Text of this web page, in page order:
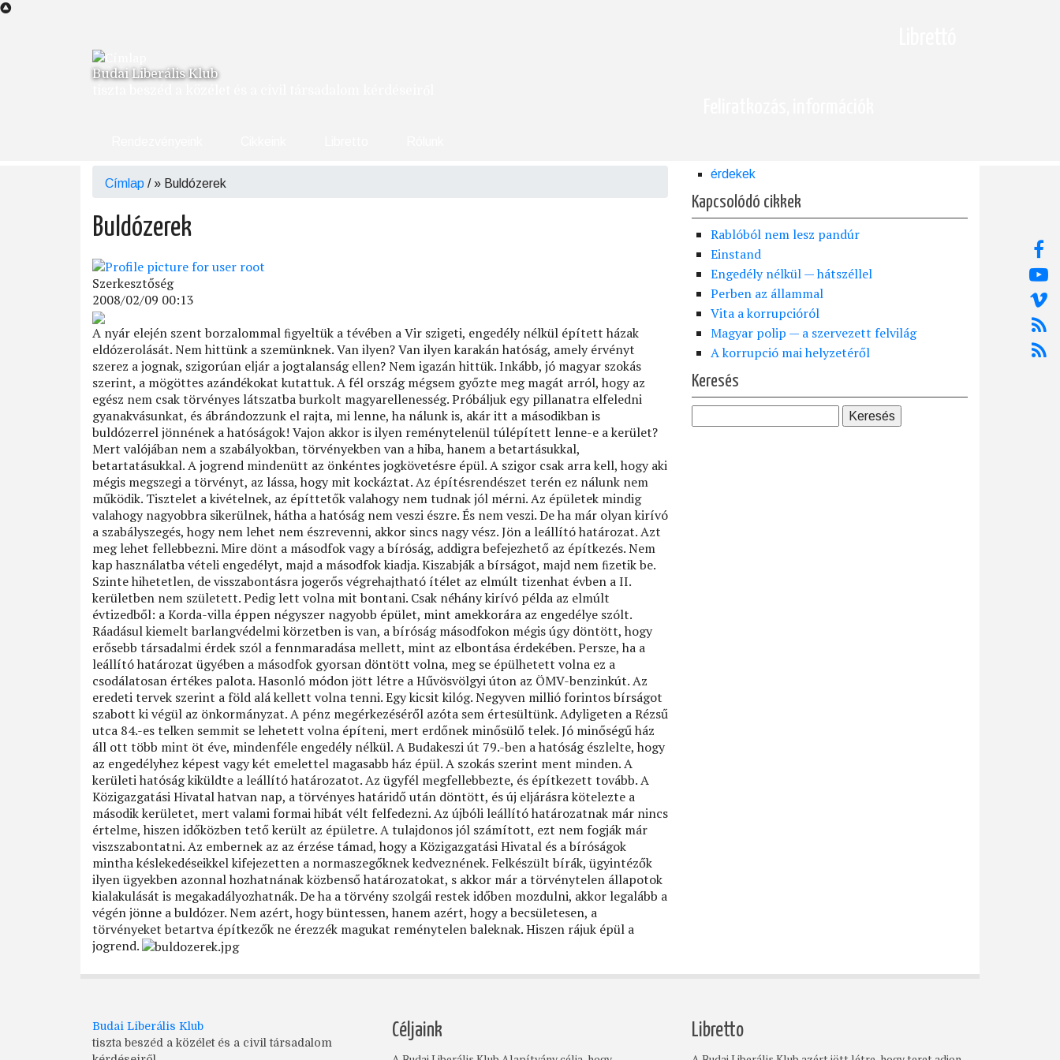
Ugrás
Budai Liberális Klub
Morzsa
Címlap / Buldózerek
Buldózerek
Szerkesztőség
2008/02/09 00:13
A nyár elején szent borzalommal ﬁgyeltük a tévében a Vir szigeti, engedély nélkül épített házak
eldózerolását. Nem hittünk a szemünknek. Van ilyen? Van ilyen karakán hatóság, amely érvényt
szerez a jognak, szigorúan eljár a jogtalanság ellen? Nem igazán hittük. Inkább, jó magyar szokás
szerint, a mögöttes azándékokat kutattuk. A fél ország mégsem győzte meg magát arról, hogy az
egész nem csak törvényes látszatba burkolt magyarellenesség. Próbáljuk egy pillanatra elfeledni
gyanakvásunkat, és ábrándozzunk el rajta, mi lenne, ha nálunk is, akár itt a másodikban is
buldózerrel jönnének a hatóságok! Vajon akkor is ilyen reménytelenül túlépített lenne-e a kerület?
Mert valójában nem a szabályokban, törvényekben van a hiba, hanem a betartásukkal,
betartatásukkal. A jogrend mindenütt az önkéntes jogkövetésre épül. A szigor csak arra kell, hogy aki
mégis megszegi a törvényt, az lássa, hogy mit kockáztat. Az építésrendészet terén ez nálunk nem
működik. Tisztelet a kivételnek, az építtetők valahogy nem tudnak jól mérni. Az épületek mindig
valahogy nagyobbra sikerülnek, hátha a hatóság nem veszi észre. És nem veszi. De ha már olyan kirívó
a szabályszegés, hogy nem lehet nem észrevenni, akkor sincs nagy vész. Jön a leállító határozat. Azt
meg lehet fellebbezni. Mire dönt a másodfok vagy a bíróság, addigra befejezhető az építkezés. Nem
kap használatba vételi engedélyt, majd a másodfok kiadja. Kiszabják a bírságot, majd nem ﬁzetik be.
Szinte hihetetlen, de visszabontásra jogerős végrehajtható ítélet az elmúlt tizenhat évben a II.
kerületben nem született. Pedig lett volna mit bontani. Csak néhány kirívó példa az elmúlt
évtizedből: a Korda-villa éppen négyszer nagyobb épület, mint amekkorára az engedélye szólt.
Ráadásul kiemelt barlangvédelmi körzetben is van, a bíróság másodfokon mégis úgy döntött, hogy
erősebb társadalmi érdek szól a fennmaradása mellett, mint az elbontása érdekében. Persze, ha a
leállító határozat ügyében a másodfok gyorsan döntött volna, meg se épülhetett volna ez a
csodálatosan értékes palota. Hasonló módon jött létre a Hűvösvölgyi úton az ÖMV-benzinkút. Az
eredeti tervek szerint a föld alá kellett volna tenni. Egy kicsit kilóg. Negyven millió forintos bírságot
szabott ki végül az önkormányzat. A pénz megérkezéséről azóta sem értesültünk. Adyligeten a Rézsű
utca 84.-es telken semmit se lehetett volna építeni, mert erdőnek minősülő telek. Jó minőségű ház
áll ott több mint öt éve, mindenféle engedély nélkül. A Budakeszi út 79.-ben a hatóság észlelte, hogy
az engedélyhez képest vagy két emelettel magasabb ház épül. A szokás szerint ment minden. A
kerületi hatóság kiküldte a leállító határozatot. Az ügyfél megfellebbezte, és építkezett tovább. A
Közigazgatási Hivatal hatvan nap, a törvényes határidő után döntött, és új eljárásra kötelezte a
második kerületet, mert valami formai hibát vélt felfedezni. Az újbóli leállító határozatnak már nincs
értelme, hiszen időközben tető került az épületre. A tulajdonos jól számított, ezt nem fogják már
viszszabontatni. Az embernek az az érzése támad, hogy a Közigazgatási Hivatal és a bíróságok
mintha késlekedéseikkel kifejezetten a normaszegőknek kedveznének. Felkészült bírák, ügyintézők
ilyen ügyekben azonnal hozhatnának közbenső határozatokat, s akkor már a törvénytelen állapotok
kialakulását is megakadályozhatnák. De ha a törvény szolgái restek időben mozdulni, akkor legalább a
végén jönne a buldózer. Nem azért, hogy büntessen, hanem azért, hogy a becsületesen, a
törvényeket betartva építkezők ne érezzék magukat reménytelen baleknak. Hiszen rájuk épül a
jogrend.
érdekek
Kapcsolódó cikkek
Rablóból nem lesz pandúr
Einstand
Engedély nélkül — hátszéllel
Perben az állammal
Vita a korrupcióról
Magyar polip — a szervezett felvilág
A korrupció mai helyzetéről
Keresés
Budai Liberális Klub
tiszta beszéd a közélet és a civil társadalom
Céljaink Libretto